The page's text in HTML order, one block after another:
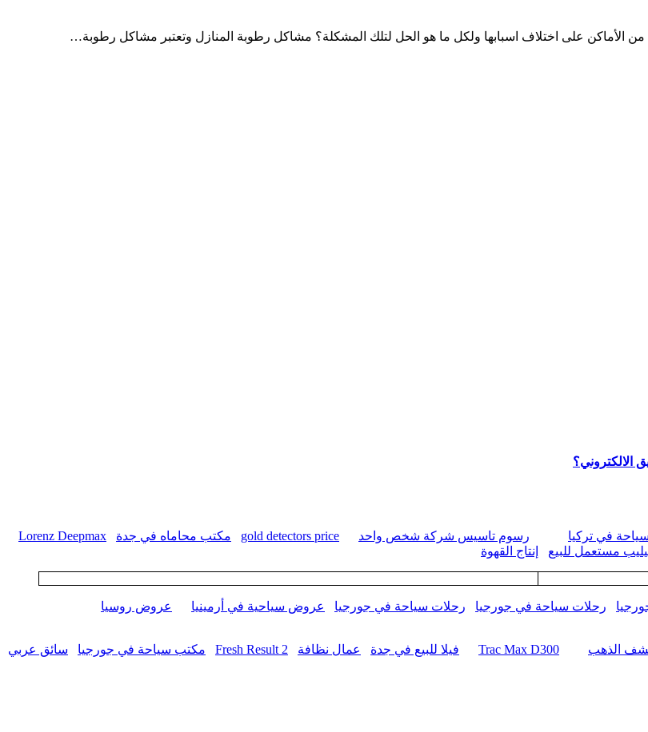
من الأماكن على اختلاف اسبابها ولكل ما هو الحل لتلك المشكلة؟ مشاكل رطوبة المنازل وتعتبر مشاكل رطوبة…
الالكتروني؟
في تركيا رسوم تاسيس شركة شخص واحد gold detectors price مكتب محاماه في جدة
Lorenz Deepmax
مستعمل للبيع إنتاج القهوة
رحلات سياحة في جورجيا رحلات سياحة في جورجيا عروض سياحية في أرمينيا
عروض روسيا
الذهب Trac Max D300 فيلا للبيع في جدة عمال نظافة Fresh Result 2 مكتب سياحة في جورجيا
سائق عربي